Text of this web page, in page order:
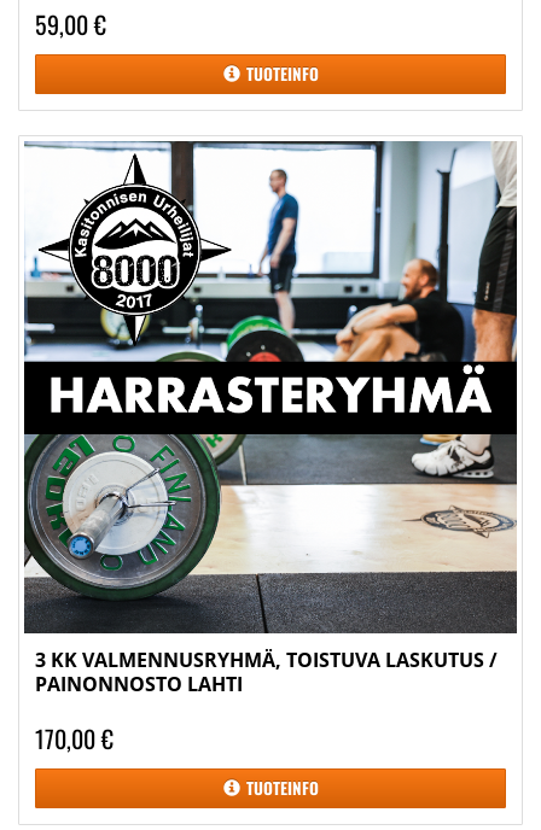
59,00 €
TUOTEINFO
3 KK VALMENNUSRYHMÄ, TOISTUVA LASKUTUS /
PAINONNOSTO LAHTI
170,00 €
TUOTEINFO